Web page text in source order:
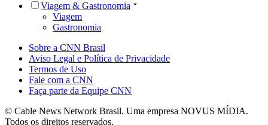
Viagem & Gastronomia
Viagem
Gastronomia
Sobre a CNN Brasil
Aviso Legal e Política de Privacidade
Termos de Uso
Fale com a CNN
Faça parte da Equipe CNN
© Cable News Network Brasil. Uma empresa NOVUS MÍDIA.
Todos os direitos reservados.